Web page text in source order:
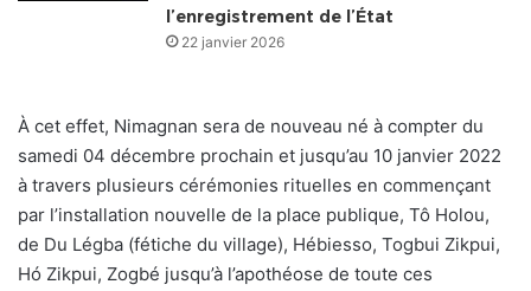
l’enregistrement de l’État
22 janvier 2026
À cet effet, Nimagnan sera de nouveau né à compter du
samedi 04 décembre prochain et jusqu’au 10 janvier 2022
à travers plusieurs cérémonies rituelles en commençant
par l’installation nouvelle de la place publique, Tô Holou,
de Du Légba (fétiche du village), Hébiesso, Togbui Zikpui,
Hó Zikpui, Zogbé jusqu’à l’apothéose de toute ces